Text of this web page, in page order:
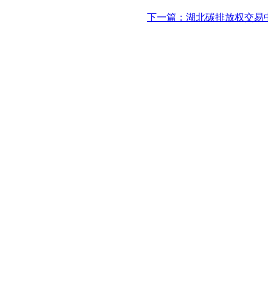
下一篇：湖北碳排放权交